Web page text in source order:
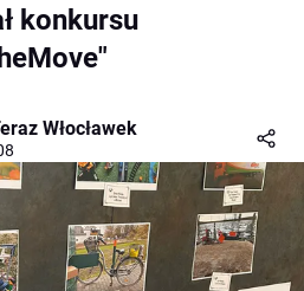
konkursu
Włocławek